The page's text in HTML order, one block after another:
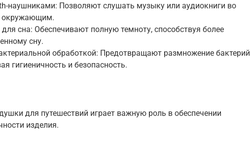
наушниками: Позволяют слушать музыку или аудиокниги во
окружающим.
сна: Обеспечивают полную темноту, способствуя более
сну.
обработкой: Предотвращают размножение бактерий
гигиеничность и безопасность.
для путешествий играет важную роль в обеспечении
изделия.